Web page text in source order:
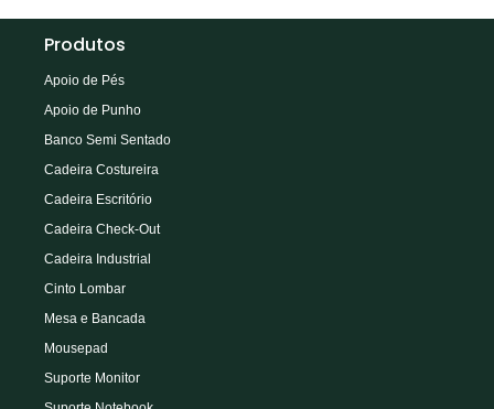
Produtos
Apoio de Pés
Apoio de Punho
Banco Semi Sentado
Cadeira Costureira
Cadeira Escritório
Cadeira Check-Out
Cadeira Industrial
Cinto Lombar
Mesa e Bancada
Mousepad
Suporte Monitor